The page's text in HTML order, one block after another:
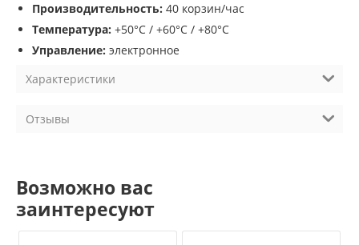
Производительность: 40 корзин/час
Температура: +50°С / +60°С / +80°С
Управление: электронное
Характеристики
Отзывы
Возможно вас
заинтересуют